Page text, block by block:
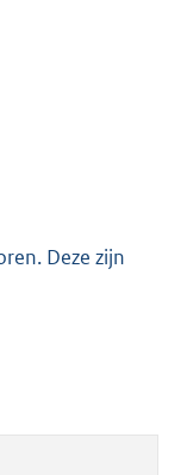
Deze zijn